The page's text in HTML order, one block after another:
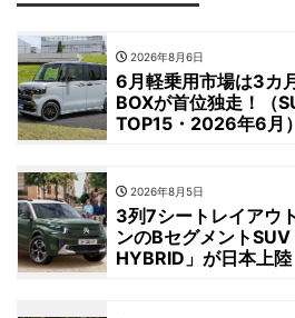
2026年8月6日
6月軽乗用市場は3カ
BOXが首位独走！（
TOP15・2026年6月）
2026年8月5日
3列7シートレイアウ
ンのBセグメント
HYBRID」が日本上陸